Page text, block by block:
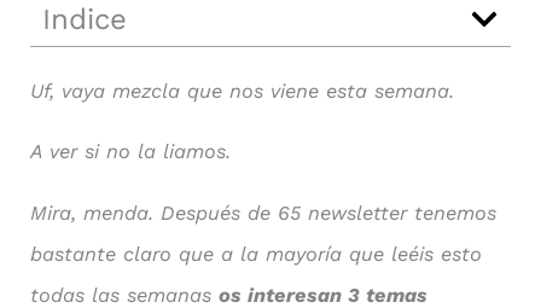
Indice
Uf, vaya mezcla que nos viene esta semana.
A ver si no la liamos.
Mira, menda. Después de 65 newsletter tenemos
bastante claro que a la mayoría que leéis esto
todas las semanas os interesan 3 temas